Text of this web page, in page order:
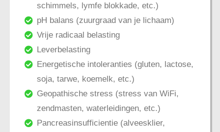
schimmels, lymfe blokkade, etc.)
pH balans (zuurgraad van je lichaam)
Vrije radicaal belasting
Leverbelasting
Energetische intoleranties (gluten, lactose,
soja, tarwe, koemelk, etc.)
Geopathische stress (stress van WiFi,
zendmasten, waterleidingen, etc.)
Pancreasinsufficientie (alveesklier,